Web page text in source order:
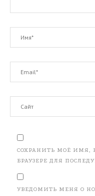
СОХРАНИТЬ МОЁ ИМЯ,
БРАУЗЕРЕ ДЛЯ
УВЕДОМИТЬ МЕНЯ О